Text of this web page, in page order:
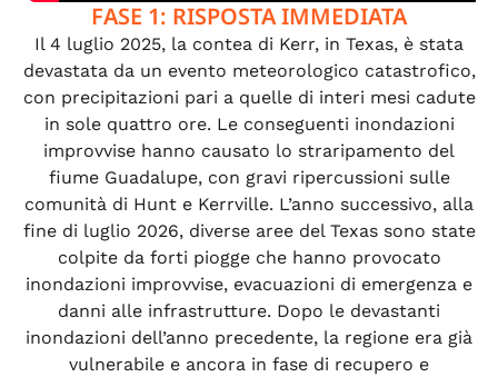
FASE 1: RISPOSTA IMMEDIATA
Il 4 luglio 2025, la contea di Kerr, in Texas, è stata
devastata da un evento meteorologico catastrofico,
con precipitazioni pari a quelle di interi mesi cadute
in sole quattro ore. Le conseguenti inondazioni
improvvise hanno causato lo straripamento del
fiume Guadalupe, con gravi ripercussioni sulle
comunità di Hunt e Kerrville. L’anno successivo, alla
fine di luglio 2026, diverse aree del Texas sono state
colpite da forti piogge che hanno provocato
inondazioni improvvise, evacuazioni di emergenza e
danni alle infrastrutture. Dopo le devastanti
inondazioni dell’anno precedente, la regione era già
vulnerabile e ancora in fase di recupero e